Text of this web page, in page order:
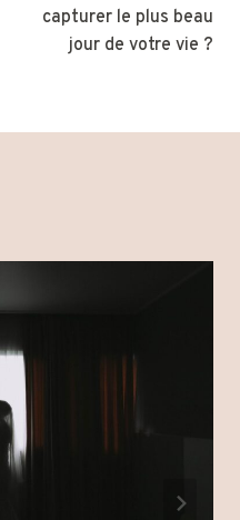
capturer le plus beau
jour de votre vie ?